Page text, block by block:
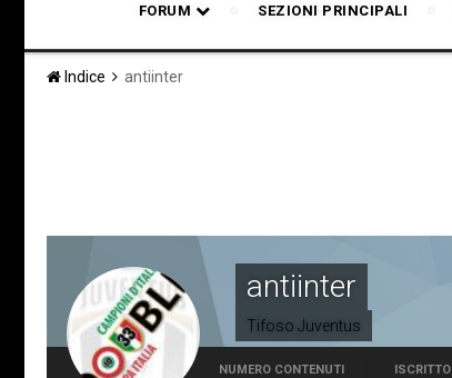
FORUM SEZIONI PRINCIPALI
Indice antiinter
antiinter
Tifoso Juventus
NUMERO CONTENUTI ISCRITTO